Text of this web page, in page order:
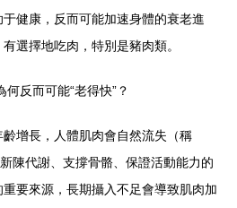
健康，反而可能加速身體的衰老進
選擇地吃肉，特別是豬肉類。
反而可能“老得快”？
齡增長，人體肌肉會自然流失（稱
陳代謝、支撐骨骼、保證活動能力的
要來源，長期攝入不足會導致肌肉加